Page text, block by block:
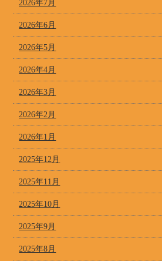
2026年7月
2026年6月
2026年5月
2026年4月
2026年3月
2026年2月
2026年1月
2025年12月
2025年11月
2025年10月
2025年9月
2025年8月